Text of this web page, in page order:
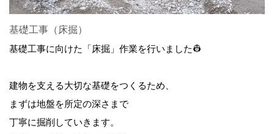
基礎工事（床掘）
基礎工事に向けた「床掘」作業を行いました👷
建物を支える大切な基礎をつくるため、
まずは地盤を所定の深さまで
丁寧に掘削していきます。